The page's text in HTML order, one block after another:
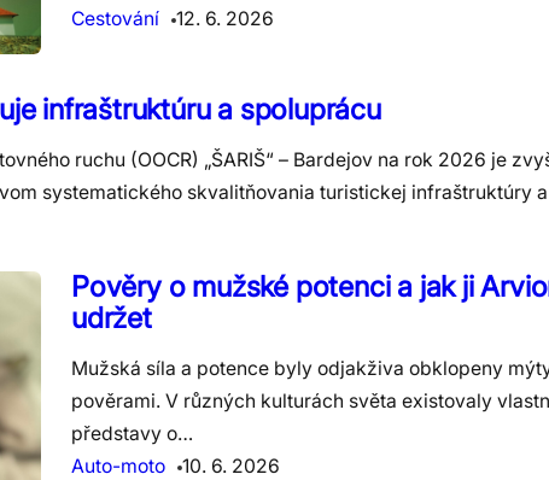
Cestování
12. 6. 2026
infraštruktúru a spoluprácu
ruchu (OOCR) „ŠARIŠ“ – Bardejov na rok 2026 je
systematického skvalitňovania turistickej infraštruktúry
Pověry o mužské potenci a jak ji
udržet
Mužská síla a potence byly odjakživa obklopeny
pověrami. V různých kulturách světa existovaly
představy o…
Auto-moto
10. 6. 2026